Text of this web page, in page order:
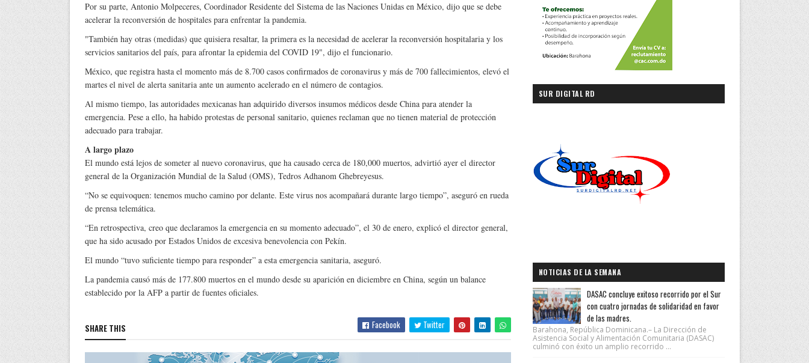
Por su parte, Antonio Molpeceres, Coordinador Residente del Sistema de las Naciones Unidas en México, dijo que se debe
acelerar la reconversión de hospitales para enfrentar la pandemia.
"También hay otras (medidas) que quisiera resaltar, la primera es la necesidad de acelerar la reconversión hospitalaria y los
servicios sanitarios del país, para afrontar la epidemia del COVID 19", dijo el funcionario.
México, que registra hasta el momento más de 8.700 casos confirmados de coronavirus y más de 700 fallecimientos, elevó el
martes el nivel de alerta sanitaria ante un aumento acelerado en el número de contagios.
Al mismo tiempo, las autoridades mexicanas han adquirido diversos insumos médicos desde China para atender la
emergencia. Pese a ello, ha habido protestas de personal sanitario, quienes reclaman que no tienen material de protección
adecuado para trabajar.
A largo plazo
El mundo está lejos de someter al nuevo coronavirus, que ha causado cerca de 180,000 muertos, advirtió ayer el director
general de la Organización Mundial de la Salud (OMS), Tedros Adhanom Ghebreyesus.
“No se equivoquen: tenemos mucho camino por delante. Este virus nos acompañará durante largo tiempo”, aseguró en rueda
de prensa telemática.
“En retrospectiva, creo que declaramos la emergencia en su momento adecuado”, el 30 de enero, explicó el director general,
que ha sido acusado por Estados Unidos de excesiva benevolencia con Pekín.
El mundo “tuvo suficiente tiempo para responder” a esta emergencia sanitaria, aseguró.
La pandemia causó más de 177.800 muertos en el mundo desde su aparición en diciembre en China, según un balance
establecido por la AFP a partir de fuentes oficiales.
SHARE THIS Facebook Twitter
SUR DIGITAL RD
NOTICIAS DE LA SEMANA
DASAC concluye exitoso recorrido por el Sur
con cuatro jornadas de solidaridad en favor
de las madres.
Barahona, República Dominicana.– La Dirección de
Asistencia Social y Alimentación Comunitaria (DASAC)
culminó con éxito un amplio recorrido ...